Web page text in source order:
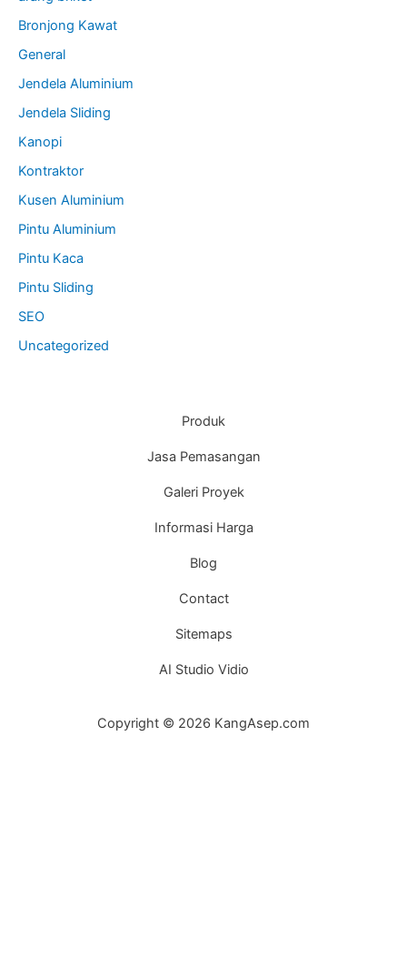
Bronjong Kawat
General
Jendela Aluminium
Jendela Sliding
Kanopi
Kontraktor
Kusen Aluminium
Pintu Aluminium
Pintu Kaca
Pintu Sliding
SEO
Uncategorized
Produk
Jasa Pemasangan
Galeri Proyek
Informasi Harga
Blog
Contact
Sitemaps
AI Studio Vidio
Copyright © 2026 KangAsep.com